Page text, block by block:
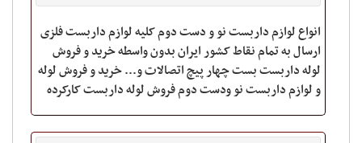
انواع لوازم داربست نو و دست دوم کلیه لوازم داربست فلزی
ارسال به تمام نقاط کشور ایران بدون واسطه خرید و فروش
لوله داربست بست چهار پیچ اتصالات و... خرید و فروش لوله
و لوازم داربست نو ودست دوم فروش لوله داربست کارکرده